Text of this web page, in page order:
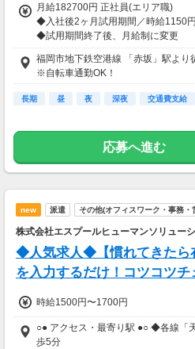
月給182700円 正社員(エリア職)
◆入社後2ヶ月試用期間／時給1150円
◆試用期間終了後、月給制に変更
◆賞与・退職金なし
福岡市地下鉄空港線 「赤坂」駅よ
※自転車通勤OK！
長期 昼 夜 深夜 交通費支給
応募へ進む
new 派遣 その他(オフィスワーク・事務・
株式会社エスプールヒューマンソリュー
◆人気求人◆【慣れてきたら
を入力するだけ！コツコツ
時給1500円〜1700円
○● アクセス・最寄り駅 ●○ ◆各線「
歩5分